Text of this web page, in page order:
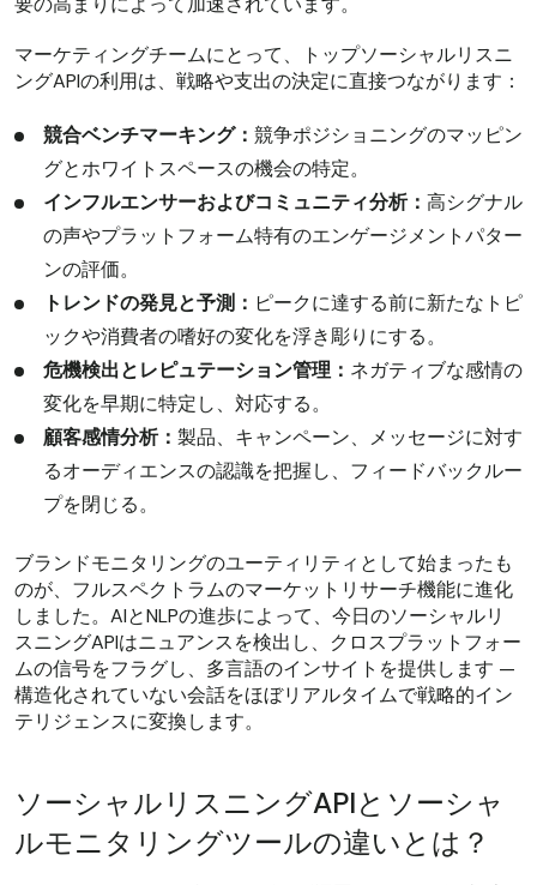
マーケティングチームにとって、トップソーシャルリスニ
ングAPIの利用は、戦略や支出の決定に直接つながります：
競合ベンチマーキング： 競争ポジショニングのマッピン
グとホワイトスペースの機会の特定。
インフルエンサーおよびコミュニティ分析： 高シグナル
の声やプラットフォーム特有のエンゲージメントパター
ンの評価。
トレンドの発見と予測： ピークに達する前に新たなトピ
ックや消費者の嗜好の変化を浮き彫りにする。
危機検出とレピュテーション管理： ネガティブな感情の
変化を早期に特定し、対応する。
顧客感情分析： 製品、キャンペーン、メッセージに対す
るオーディエンスの認識を把握し、フィードバックルー
プを閉じる。
ブランドモニタリングのユーティリティとして始まったも
のが、フルスペクトラムのマーケットリサーチ機能に進化
しました。AIとNLPの進歩によって、今日のソーシャルリ
スニングAPIはニュアンスを検出し、クロスプラットフォー
ムの信号をフラグし、多言語のインサイトを提供します —
構造化されていない会話をほぼリアルタイムで戦略的イン
テリジェンスに変換します。
ソーシャルリスニングAPIとソーシャ
ルモニタリングツールの違いとは？